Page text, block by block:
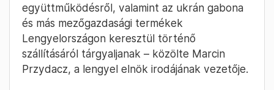
együttműködésről, valamint az ukrán gabona
és más mezőgazdasági termékek
Lengyelországon keresztül történő
szállításáról tárgyaljanak – közölte Marcin
Przydacz, a lengyel elnök irodájának vezetője.